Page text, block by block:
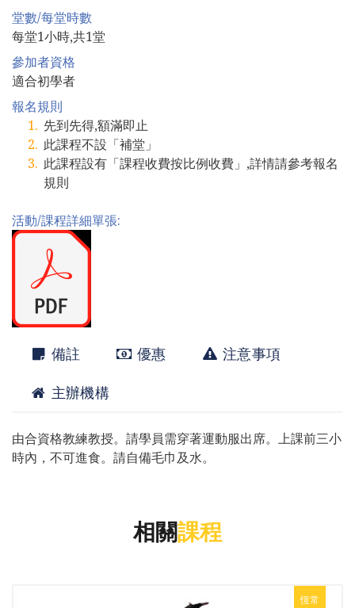
堂數/每堂時數
每堂1小時,共1堂
參加者資格
適合初學者
報名規則
先到先得,額滿即止
此課程不設「補堂」
此課程設有「課程收費按比例收費」,詳情請參考報名
規則
活動/課程詳細單張:
備註 優惠 注意事項
主辦機構
由合資格教練教授。請學員需穿著運動服出席。上課前三小
時內，不可進食。請自備毛巾及水。
相關課程